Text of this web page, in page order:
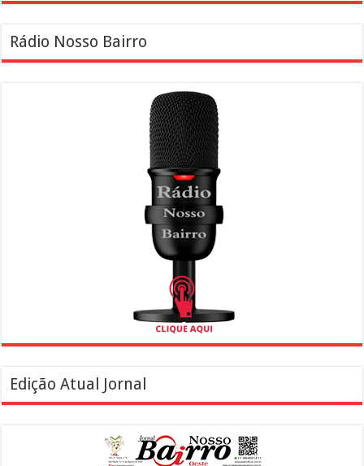
Rádio Nosso Bairro
Edição Atual Jornal